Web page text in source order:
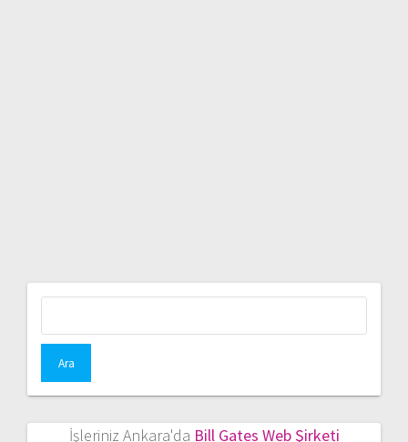
İşleriniz Ankara'da Bill Gates Web Şirketi